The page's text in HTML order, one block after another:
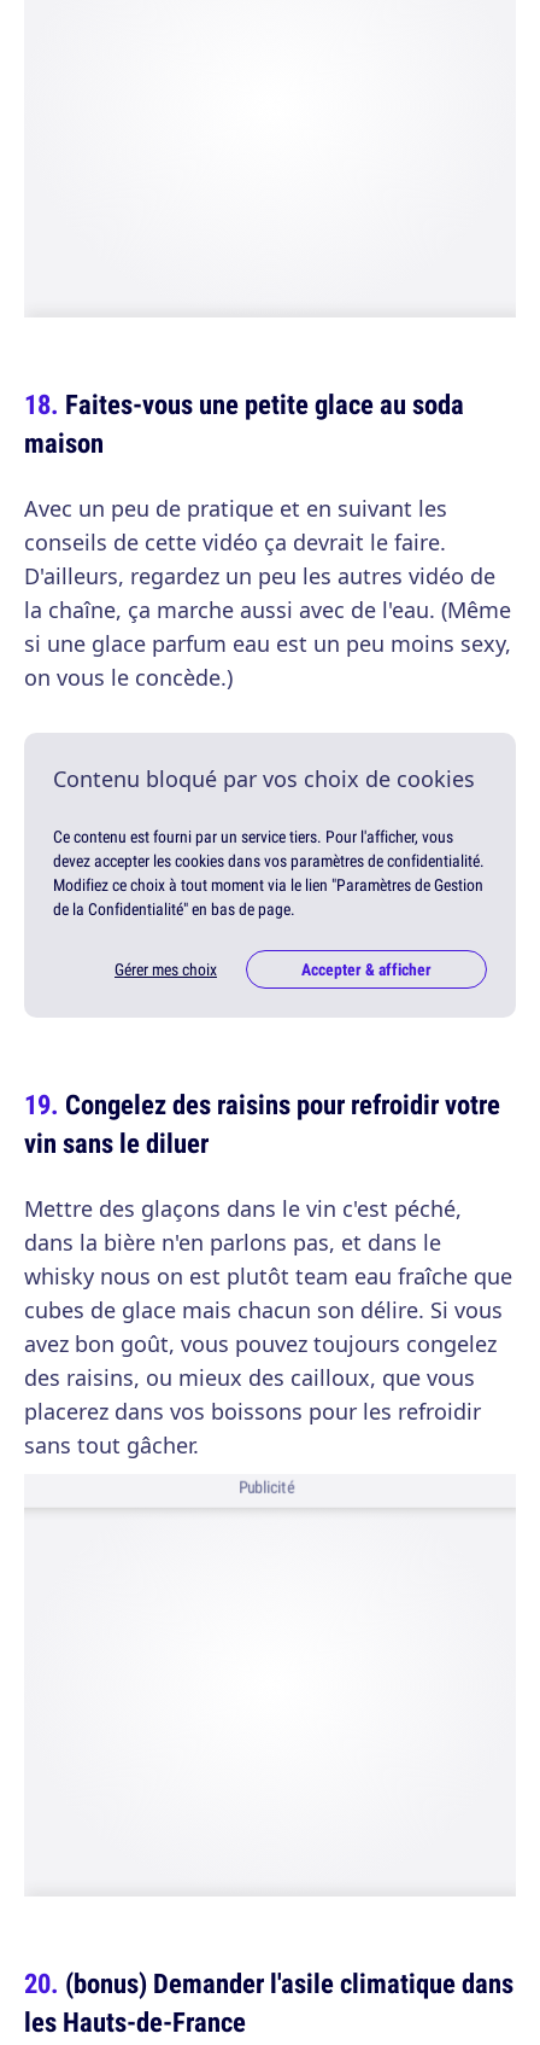
Faites-vous une petite glace au soda
maison
Avec un peu de pratique et en suivant les
conseils de cette vidéo ça devrait le faire.
D'ailleurs, regardez un peu les autres vidéo de
la chaîne, ça marche aussi avec de l'eau. (Même
si une glace parfum eau est un peu moins sexy,
on vous le concède.)
Contenu bloqué par vos choix de cookies
Ce contenu est fourni par un service tiers. Pour l'afficher, vous
devez accepter les cookies dans vos paramètres de confidentialité.
Modifiez ce choix à tout moment via le lien "Paramètres de Gestion
de la Confidentialité" en bas de page.
Gérer mes choix Accepter & afficher
Congelez des raisins pour refroidir votre
vin sans le diluer
Mettre des glaçons dans le vin c'est péché,
dans la bière n'en parlons pas, et dans le
whisky nous on est plutôt team eau fraîche que
cubes de glace mais chacun son délire. Si vous
avez bon goût, vous pouvez toujours congelez
des raisins, ou mieux des cailloux, que vous
placerez dans vos boissons pour les refroidir
sans tout gâcher.
Publicité
(bonus) Demander l'asile climatique dans
les Hauts-de-France